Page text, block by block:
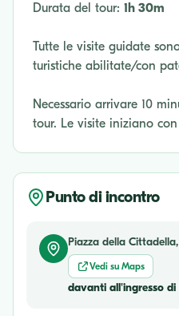
Durata del tour: 1h 30m
Tutte le visite guidate
turistiche abilitate/con
Necessario arrivare 10
tour. Le visite iniziano
Punto di incontro
Piazza della
Vedi su Maps
davanti all'ingresso di